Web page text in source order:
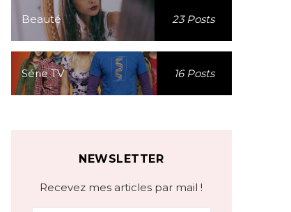
Beauté 23 Posts
Série TV 16 Posts
NEWSLETTER
Recevez mes articles par mail !